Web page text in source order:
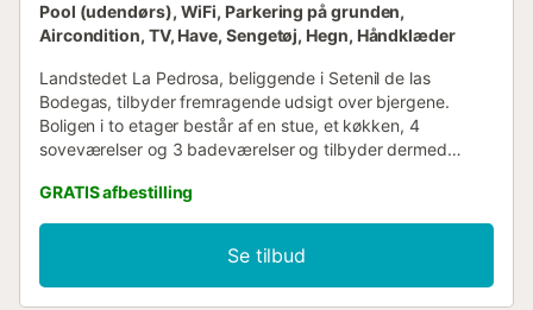
Pool (udendørs), WiFi, Parkering på grunden,
Aircondition, TV, Have, Sengetøj, Hegn, Håndklæder
Landstedet La Pedrosa, beliggende i Setenil de las
Bodegas, tilbyder fremragende udsigt over bjergene.
Boligen i to etager består af en stue, et køkken, 4
soveværelser og 3 badeværelser og tilbyder dermed
TV, aircondition, en ventilator og en vaskemaskine. En
babyseng og en barnestol er også tilgængelig. Der er
brændvandsgulv til vinteren. Ejendommen er et
charmerende landsted nær byerne Ronda og Setenil de las
Bodegas, med ruinerne af Acinipo også tæt på. Der er 6
GRATIS afbestilling
Se tilbud